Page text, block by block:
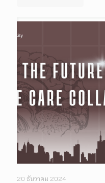
20 ธันวาคม 2024